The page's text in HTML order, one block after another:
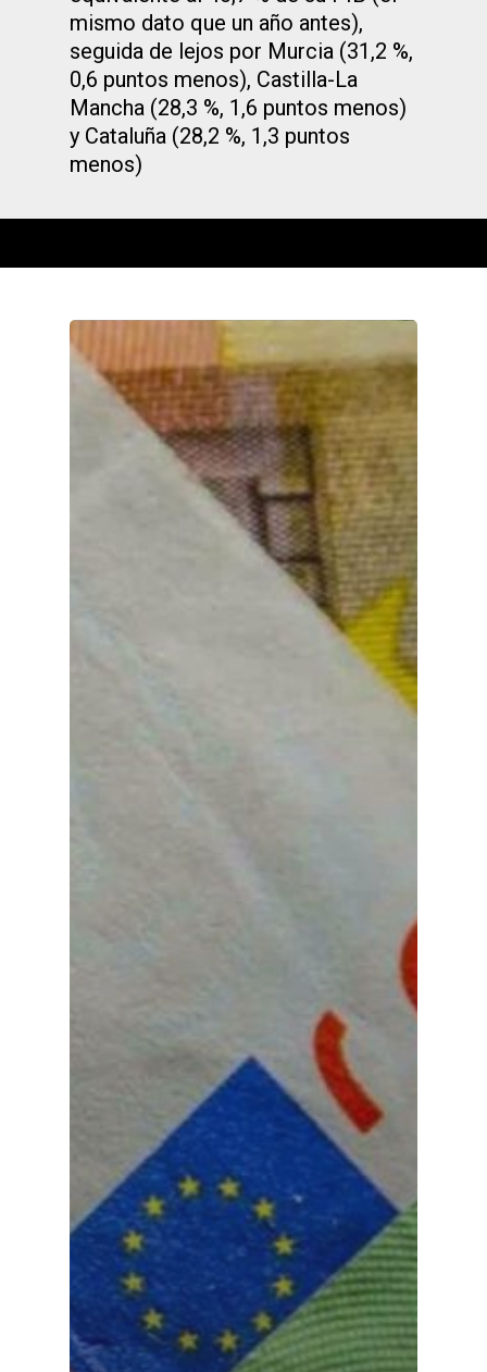
mismo dato que un año antes),
seguida de lejos por Murcia (31,2 %,
0,6 puntos menos), Castilla-La
Mancha (28,3 %, 1,6 puntos menos)
y Cataluña (28,2 %, 1,3 puntos
menos)